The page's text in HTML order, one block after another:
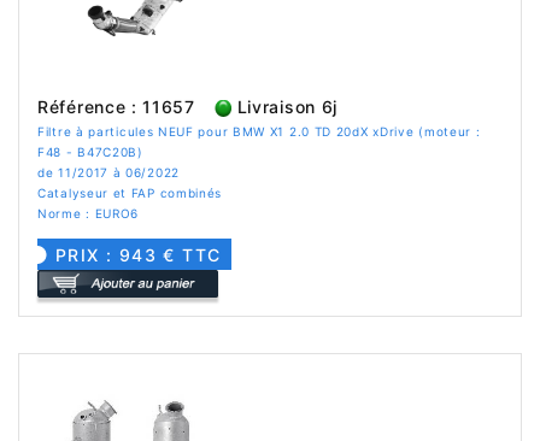
Référence : 11657 Livraison 6j
Filtre à particules NEUF pour BMW X1 2.0 TD 20dX xDrive (moteur :
F48 - B47C20B)
de 11/2017 à 06/2022
Catalyseur et FAP combinés
Norme : EURO6
PRIX : 943 € TTC